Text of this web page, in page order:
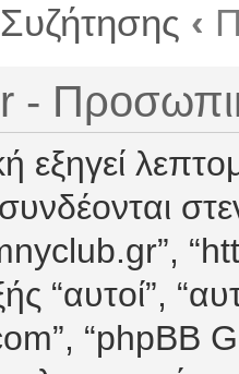
‹
-
εξηγεί
“αυτοί”,
“phpBB